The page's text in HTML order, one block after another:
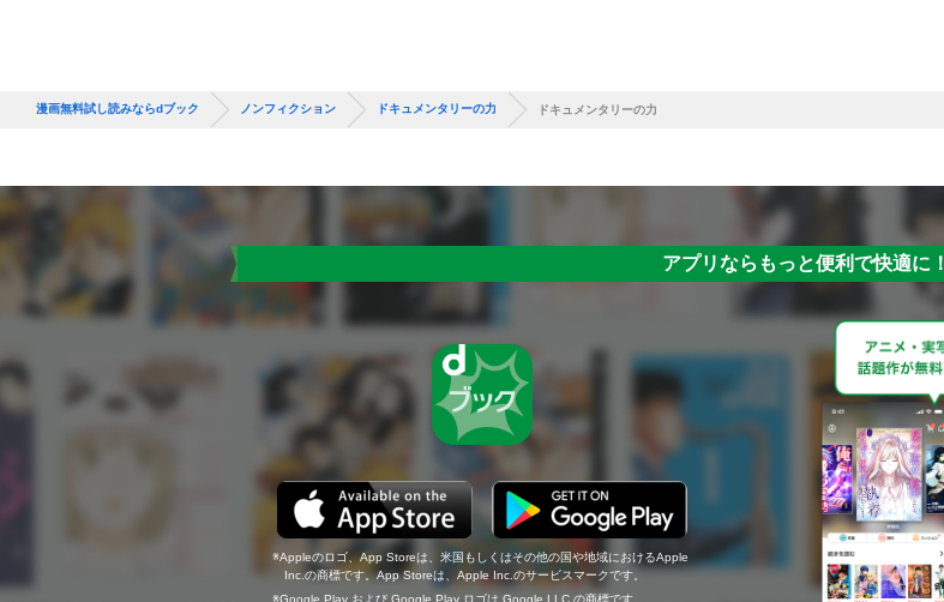
漫画無料試し読みならdブック ノンフィクション ドキュメンタリーの力 ドキュメンタリーの力
アプリならもっと便利で快適に！
Appleのロゴ、App Storeは、米国もしくはその他の国や地域におけるApple
Inc.の商標です。App Storeは、Apple Inc.のサービスマークです。
Google Play および Google Play ロゴは Google LLC の商標です。